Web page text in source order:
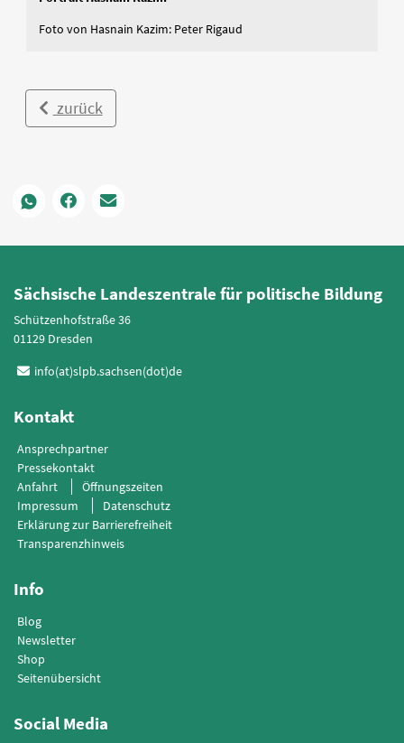
Foto von Hasnain Kazim: Peter Rigaud
zurück
Sächsische Landeszentrale für politische Bildung
Schützenhofstraße 36
01129 Dresden
info(at)slpb.sachsen(dot)de
Kontakt
Ansprechpartner
Pressekontakt
Anfahrt
Öffnungszeiten
Impressum
Datenschutz
Erklärung zur Barrierefreiheit
Transparenzhinweis
Info
Blog
Newsletter
Shop
Seitenübersicht
Social Media